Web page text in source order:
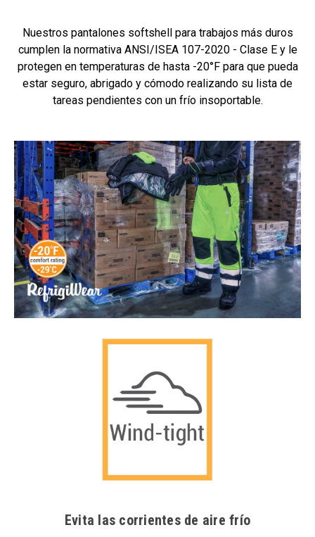
Nuestros pantalones softshell para trabajos más duros
cumplen la normativa ANSI/ISEA 107-2020 - Clase E y le
protegen en temperaturas de hasta -20°F para que pueda
estar seguro, abrigado y cómodo realizando su lista de
tareas pendientes con un frío insoportable.
Evita las corrientes de aire frío